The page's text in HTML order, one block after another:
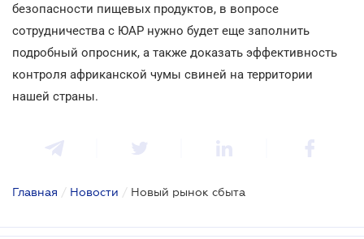
безопасности пищевых продуктов, в вопросе
сотрудничества с ЮАР нужно будет еще заполнить
подробный опросник, а также доказать эффективность
контроля африканской чумы свиней на территории
нашей страны.
Главная / Новости / Новый рынок сбыта